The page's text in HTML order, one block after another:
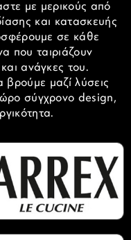
με μερικούς από
και κατασκευής
σε κάθε
που ταιριάζουν
ανάγκες του.
βρούμε μαζί λύσεις
σύγχρονο design,